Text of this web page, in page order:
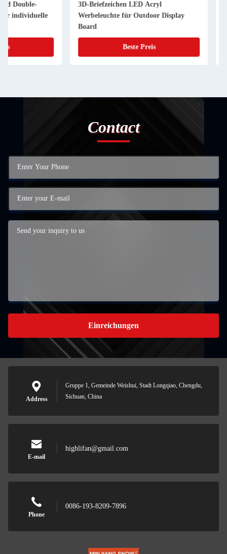
3D-Briefzeichen LED Acryl
Werbeleuchte für Outdoor Display
Lichtschachtel für
Contact
Einreichungen
Address
Gruppe 1, Gemeinde Weishui, Stadt Longqiao, Chengdu,
Sichuan, China
E-mail
highlifan@gmail.com
Phone
0086-193-8209-7896